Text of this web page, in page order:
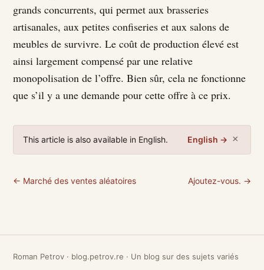
grands concurrents, qui permet aux brasseries
artisanales, aux petites confiseries et aux salons de
meubles de survivre. Le coût de production élevé est
ainsi largement compensé par une relative
monopolisation de l’offre. Bien sûr, cela ne fonctionne
que s’il y a une demande pour cette offre à ce prix.
This article is also available in English. English → ×
← Marché des ventes aléatoires Ajoutez-vous. →
Roman Petrov · blog.petrov.re · Un blog sur des sujets variés